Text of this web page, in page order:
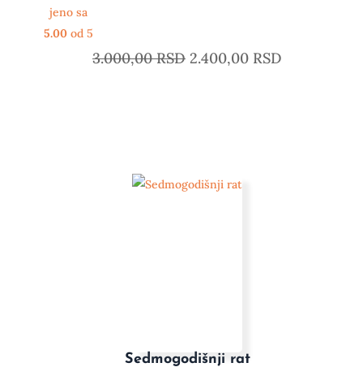
jeno sa
5.00od 5
3.000,00RSD 2.400,00 RSD
Sedmogodišnji rat